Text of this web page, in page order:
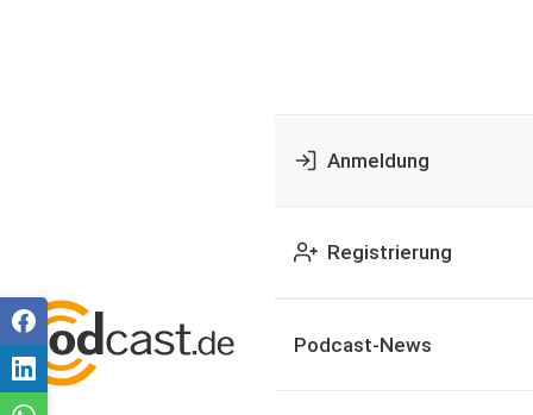
Anmeldung
Registrierung
Podcast-News